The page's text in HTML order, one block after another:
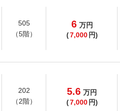
505
（5階）
6 万円
(7,000 円)
202
（2階）
5.6 万円
(7,000 円)